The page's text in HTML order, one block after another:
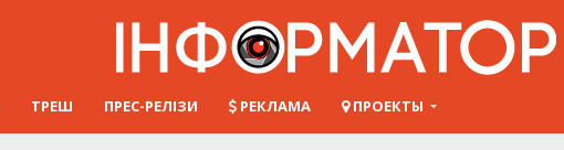
ТРЕШ ПРЕС-РЕЛІЗИ РЕКЛАМА ПРОЕКТЫ